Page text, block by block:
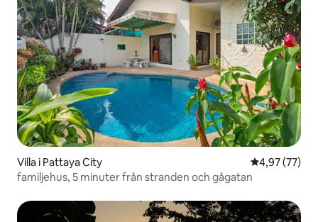
Villa i Pattaya City 4,97 av 5 i
4,97 (77)
familjehus, 5 minuter från stranden och gågatan